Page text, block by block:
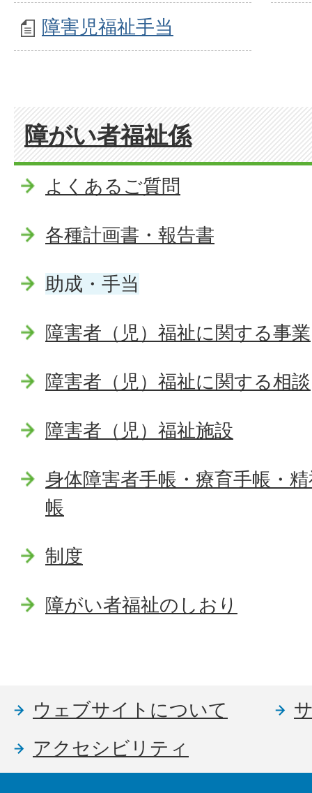
障害児福祉手当
障がい者福祉係
よくあるご質問
各種計画書・報告書
助成・手当
障害者（児）福祉に関する事業
障害者（児）福祉に関する相談
障害者（児）福祉施設
身体障害者手帳・療育手帳・
帳
制度
障がい者福祉のしおり
ウェブサイトについて
アクセシビリティ